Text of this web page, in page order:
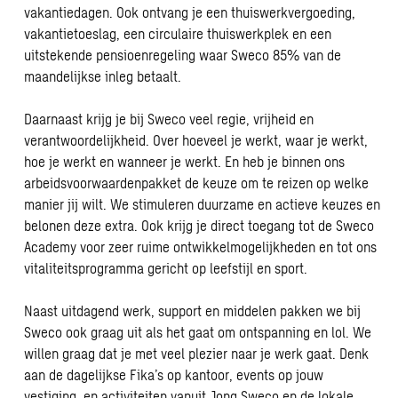
vakantiedagen. Ook ontvang je een thuiswerkvergoeding,
vakantietoeslag, een circulaire thuiswerkplek en een
uitstekende pensioenregeling waar Sweco 85% van de
maandelijkse inleg betaalt.
Daarnaast krijg je bij Sweco veel regie, vrijheid en
verantwoordelijkheid. Over hoeveel je werkt, waar je werkt,
hoe je werkt en wanneer je werkt. En heb je binnen ons
arbeidsvoorwaardenpakket de keuze om te reizen op welke
manier jij wilt. We stimuleren duurzame en actieve keuzes en
belonen deze extra. Ook krijg je direct toegang tot de Sweco
Academy voor zeer ruime ontwikkelmogelijkheden en tot ons
vitaliteitsprogramma gericht op leefstijl en sport.
Naast uitdagend werk, support en middelen pakken we bij
Sweco ook graag uit als het gaat om ontspanning en lol. We
willen graag dat je met veel plezier naar je werk gaat. Denk
aan de dagelijkse Fika’s op kantoor, events op jouw